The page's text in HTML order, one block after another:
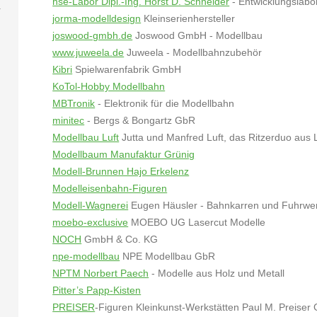
jorma-modelldesign
joswood-gmbh.de Joswood GmbH -
www.juweela.de Juweela - Modellbahnzubehör
Kibri Spielwarenfabrik GmbH
KoTol-Hobby Modellbahn
MBTronik - Elektronik für die Modellbahn
minitec - Bergs & Bongartz GbR
Modellbau Luft Jutta und Manfred Luft, das Ritzerduo aus
Modellbaum Manufaktur Grünig
Modell-Brunnen Hajo Erkelenz
Modelleisenbahn-Figuren
Modell-Wagnerei Eugen Häusler - Bahnkarren und
moebo-exclusive MOEBO UG Lasercut Modelle
NOCH GmbH & Co. KG
npe-modellbau NPE Modellbau
NPTM Norbert Paech - Modelle aus Holz und Metall
Pitter’s Papp-Kisten
PREISER-Figuren Kleinkunst-Werkstätten Paul M. Preiser